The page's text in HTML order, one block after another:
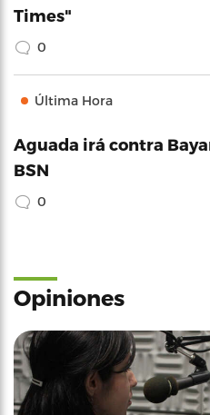
Times"
0
Última Hora
Aguada irá contra
BSN
0
Opiniones